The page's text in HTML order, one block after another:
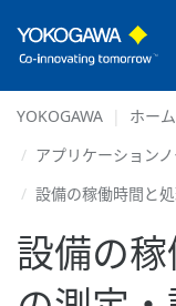
YOKOGAWA ホーム
アプリケーション
設備の稼働時間と
設備の